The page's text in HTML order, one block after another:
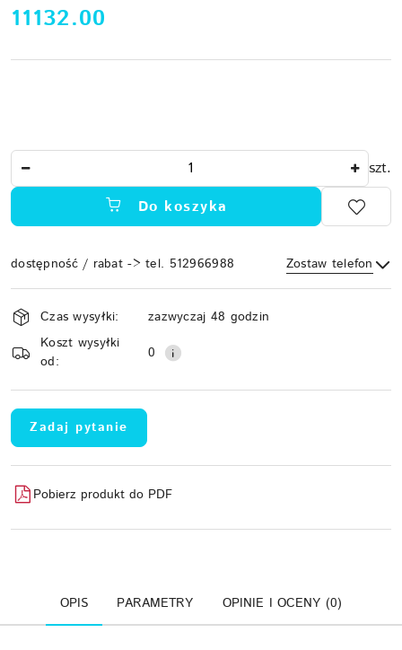
cena:
11132.00
szt.
Do koszyka
dostępność / rabat -> tel. 512966988 Zostaw telefon
Wyślij
Dostępność
i
dostawa
Czas wysyłki:
zazwyczaj 48 godzin
Koszt wysyłki
od:
0
Zadaj pytanie
Pobierz produkt do PDF
OPIS PARAMETRY OPINIE I OCENY (0)